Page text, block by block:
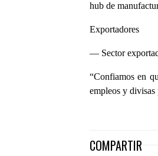
hub de
Exportadores
— Sector
“Confiamos en
empleos y divisas
COMPARTIR